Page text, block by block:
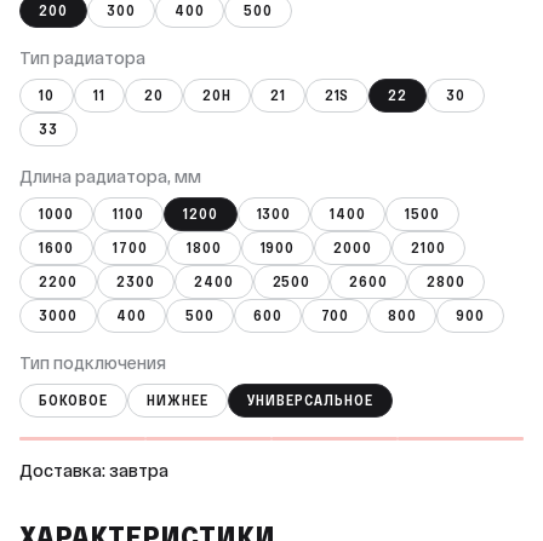
200 300 400 500
Тип радиатора
10 11 20 20Н 21 21S 22
30
33
Длина радиатора, мм
1000 1100 1200 1300 1400
1500
1600
1700 1800 1900 2000
2100
2200
2300 2400 2500 2600
2800
3000
400 500 600 700 800 900
Тип подключения
БОКОВОЕ НИЖНЕЕ УНИВЕРСАЛЬНОЕ
Доставка: завтра